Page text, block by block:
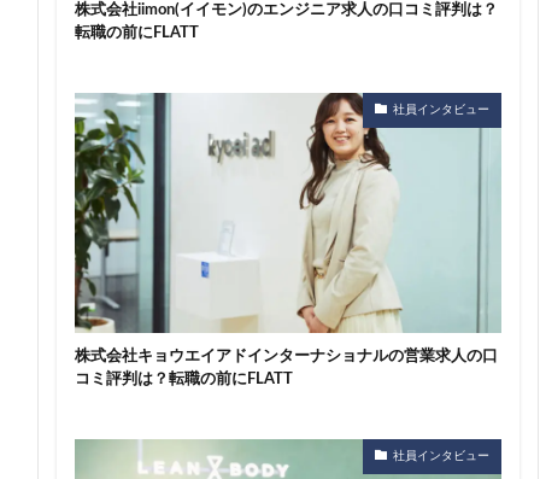
株式会社iimon(イイモン)のエンジニア求人の口コミ評判は？
転職の前にFLATT
社員インタビュー
株式会社キョウエイアドインターナショナルの営業求人の口
コミ評判は？転職の前にFLATT
社員インタビュー